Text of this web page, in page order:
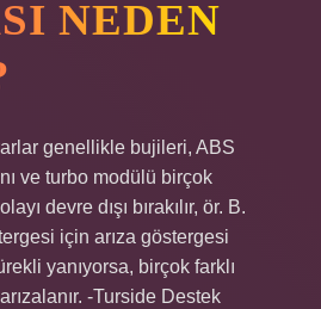
NEDEN
genellikle bujileri, ABS
ve turbo modülü birçok
devre dışı bırakılır, ör. B.
için arıza göstergesi
yanıyorsa, birçok farklı
-Turside Destek